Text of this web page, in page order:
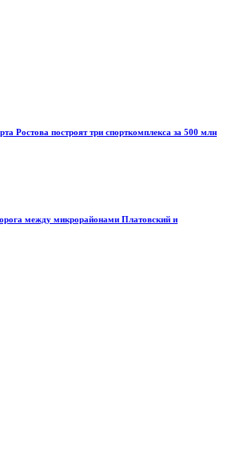
Ростова построят три спорткомплекса за 500 млн
между микрорайонами Платовский и